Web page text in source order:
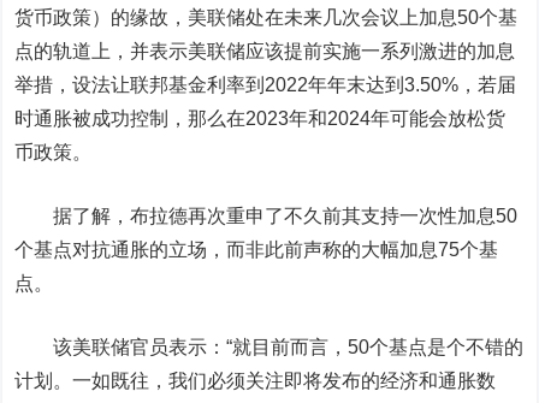
货币政策）的缘故，美联储处在未来几次会议上加息50个基
点的轨道上，并表示美联储应该提前实施一系列激进的加息
举措，设法让联邦基金利率到2022年年末达到3.50%，若届
时通胀被成功控制，那么在2023年和2024年可能会放松货
币政策。
据了解，布拉德再次重申了不久前其支持一次性加息50
个基点对抗通胀的立场，而非此前声称的大幅加息75个基
点。
该美联储官员表示：“就目前而言，50个基点是个不错的
计划。一如既往，我们必须关注即将发布的经济和通胀数